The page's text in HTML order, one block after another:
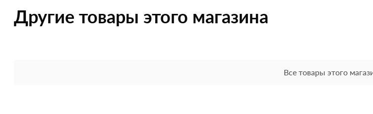
Другие товары этого магазина
Все товары этого